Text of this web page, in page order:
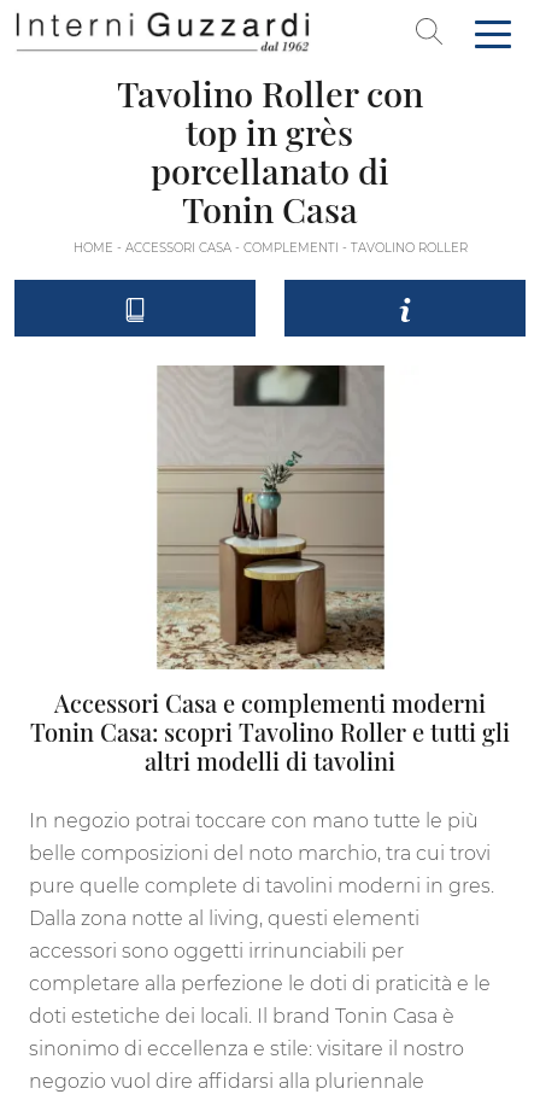
Tavolino Roller con
top in grès
porcellanato di
Tonin Casa
HOME - ACCESSORI CASA- COMPLEMENTI - TAVOLINO ROLLER
Accessori Casa e complementi moderni
Tonin Casa: scopri Tavolino Roller e tutti gli
altri modelli di tavolini
In negozio potrai toccare con mano tutte le più
belle composizioni del noto marchio, tra cui trovi
pure quelle complete di tavolini moderni in gres.
Dalla zona notte al living, questi elementi
accessori sono oggetti irrinunciabili per
completare alla perfezione le doti di praticità e le
doti estetiche dei locali. Il brand Tonin Casa è
sinonimo di eccellenza e stile: visitare il nostro
negozio vuol dire affidarsi alla pluriennale